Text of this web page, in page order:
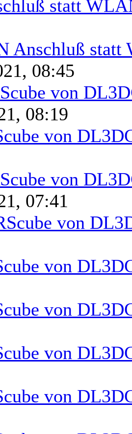
statt
Anschluß statt
08:45
von
08:19
von
von
07:41
von
von
von
von
von